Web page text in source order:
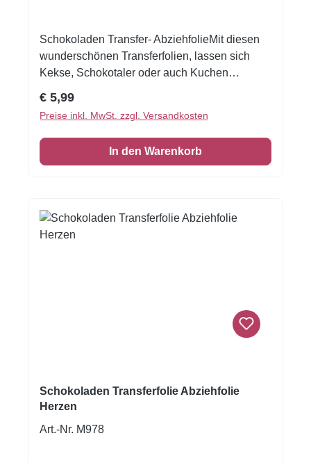
Schokoladen Transfer- AbziehfolieMit diesen
wunderschönen Transferfolien, lassen sich
Kekse, Schokotaler oder auch Kuchen
Sie die Schokolade, streichen Sie die
Schokolade auf die Transferfolie, eventuell mit
einer Aufstreichmatte und lassen Sie diese fest
werden. Folie zum Schluss vorsichtig
Regulärer Preis:
€ 5,99
Preise inkl. MwSt. zzgl. Versandkosten
In den Warenkorb
Schokoladen Transferfolie Abziehfolie
Herzen
Art.-Nr. M978